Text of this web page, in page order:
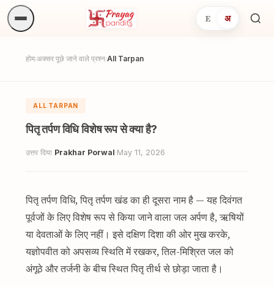
E अ
होम/अक्सर पूछे जाने वाले प्रश्न/All Tarpan
ALL TARPAN
पितृ तर्पण विधि विशेष रूप से क्या है?
उत्तर दिया Prakhar Porwal·May 11, 2026
पितृ तर्पण विधि, पितृ तर्पण खंड का ही दूसरा नाम है — यह दिवंगत
पूर्वजों के लिए विशेष रूप से किया जाने वाला जल अर्पण है, ऋषियों
या देवताओं के लिए नहीं। इसे दक्षिण दिशा की ओर मुख करके,
यज्ञोपवीत को अपसव्य स्थिति में रखकर, तिल-मिश्रित जल को
अंगूठे और तर्जनी के बीच स्थित पितृ तीर्थ से छोड़ा जाता है।